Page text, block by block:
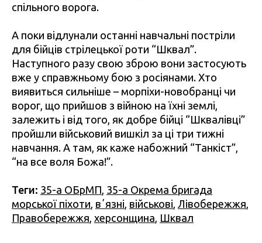
спільного ворога.
А поки відлунали останні навчальні постріли
для бійців стрілецької роти “Шквал”.
Наступного разу свою зброю вони застосують
вже у справжньому бою з росіянами. Хто
виявиться сильніше – морпіхи-новобранці чи
ворог, що прийшов з війною на їхні землі,
залежить і від того, як добре бійці “Шквалівці”
пройшли військовий вишкіл за ці три тижні
навчання. А там, як каже набожний “Танкіст”,
“на все воля Божа!”.
Теги: 35-а ОБрМП 35-а Окрема бригада
морської піхоти вʼязні військові Лівобережжя
Правобережжя херсонщина Шквал